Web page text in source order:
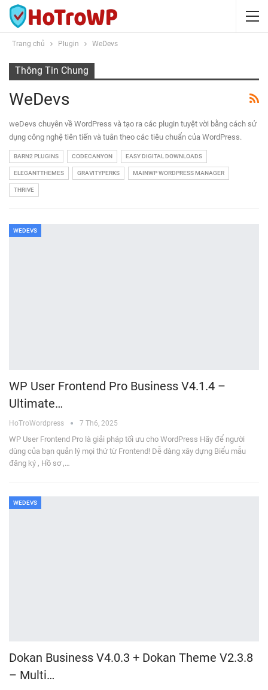
Trang chủ Plugin WeDevs
Thông Tin Chung
WeDevs
weDevs chuyên về WordPress và tạo ra các plugin tuyệt vời bằng cách sử
dụng công nghệ tiên tiến và tuân theo các tiêu chuẩn của WordPress.
BARN2 PLUGINS CODECANYON EASY DIGITAL DOWNLOADS
ELEGANTTHEMES GRAVITYPERKS MAINWP WORDPRESS MANAGER
THRIVE
WEDEVS
WP User Frontend Pro Business V4.1.4 –
Ultimate…
HoTroWordpress 7 Th6, 2025
WP User Frontend Pro là giải pháp tối ưu cho WordPress Hãy để người
dùng của bạn quản lý mọi thứ từ Frontend! Dễ dàng xây dựng Biểu mẫu
đăng ký , Hồ sơ ,…
WEDEVS
Dokan Business V4.0.3 + Dokan Theme V2.3.8
– Multi…